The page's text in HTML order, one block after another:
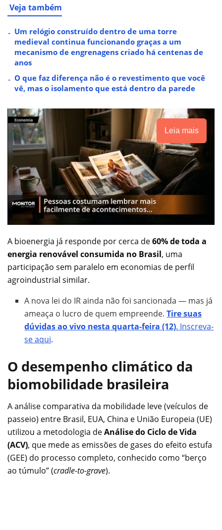
Veja também
Um relógio construído dentro de uma torre
medieval continua funcionando graças a um
mecanismo de engrenagens criado há centenas de
anos
O que faz diferença não é o revestimento que você
vê, mas o isolamento que está dentro da parede
Leia mais
A bioenergia já responde por cerca de60% de toda a
energia renovável consumida no Brasil, uma
participação sem paralelo em economias de perfil
agroindustrial similar.
A nova lei do IR ainda não foi sancionada — mas já
ameaça o lucro de quem empreende.Tire suas
dúvidas ao vivo nesta quarta-feira (12). Inscreva-
se aqui.
O desempenho climático da
biomobilidade brasileira
A análise comparativa da mobilidade leve (veículos de
passeio) entre Brasil, EUA, China e União Europeia (UE)
utilizou a metodologia deAnálise do Ciclo de Vida
(ACV), que mede as emissões de gases do efeito estufa
(GEE) do processo completo, conhecido como “berço
ao túmulo” (cradle-to-grave).